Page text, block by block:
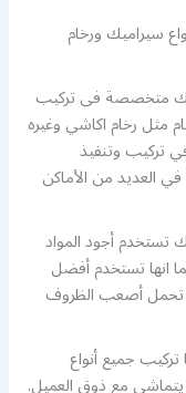
سيراميك ورخام
متخصصة فى تركيب
مثل رخام اكاشي وغيره
تركيب وتنفيذ
العديد من الأماكن
تستخدم أجود المواد
انها تستخدم أفضل
تحمل أصعب الظروف
جميع أنواع
يتماشى مع ذوق العميل.